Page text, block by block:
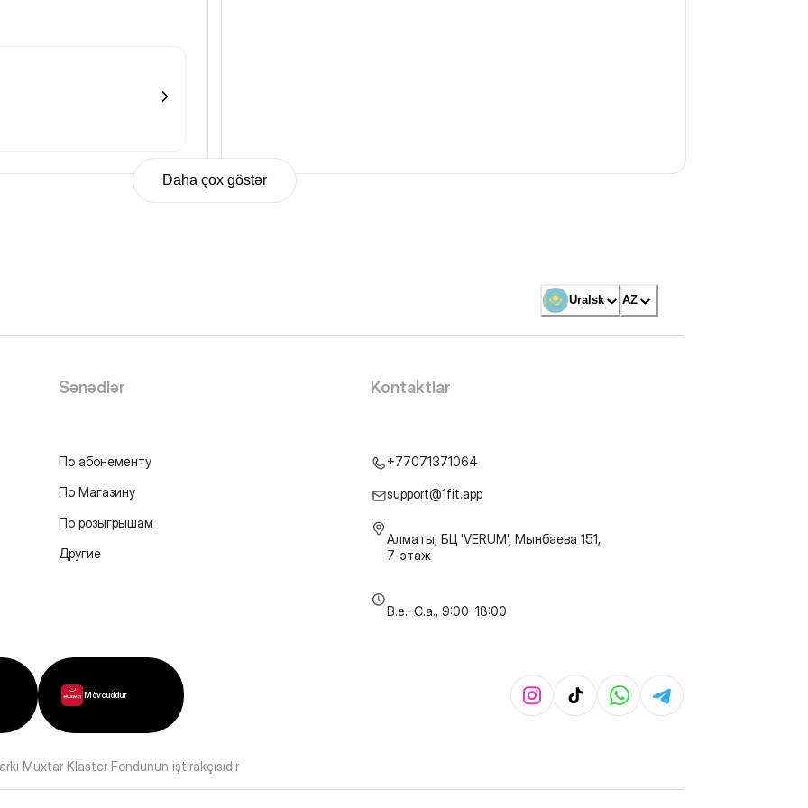
Daha çox göstər
Uralsk AZ
Sənədlər
По абонементу
По Магазину
По розыгрышам
Другие
Kontaktlar
+77071371064
support@1fit.app
Алматы, БЦ 'VERUM', Мынбаева 151,
7-этаж
B.e.–C.a., 9:00–18:00
Mövcuddur
Muxtar Klaster Fondunun iştirakçısıdır